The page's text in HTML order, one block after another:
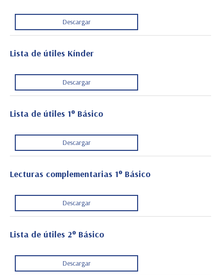
Descargar
Lista de útiles Kínder
Descargar
Lista de útiles 1° Básico
Descargar
Lecturas complementarias 1° Básico
Descargar
Lista de útiles 2° Básico
Descargar